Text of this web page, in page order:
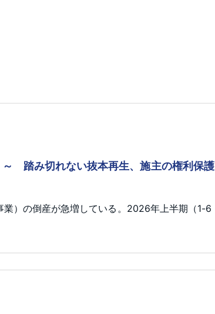
踏み切れない抜本再生、施主の権利保護
）の倒産が急増している。2026年上半期（1-6